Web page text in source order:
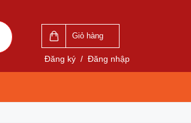
Giỏ hàng
Đăng ký / Đăng nhập